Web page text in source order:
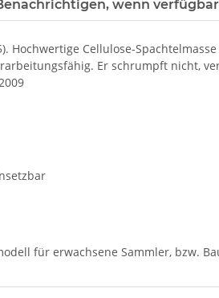
wenn verfügbar
Hochwertige Cellulose-
Er schrumpft nicht,
für erwachsene Sammler, bzw.